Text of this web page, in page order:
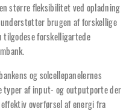
større fleksibilitet ved opladning
brugen af forskellige
tilgodese forskelligartede
og solcellepanelernes
typer af input- og outputporte der
overførsel af energi fra